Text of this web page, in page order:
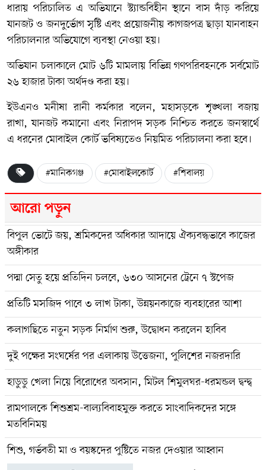
ধারায় পরিচালিত এ অভিযানে স্ট্যান্ডবিহীন স্থানে বাস দাঁড় করিয়ে
যানজট ও জনদুর্ভোগ সৃষ্টি এবং প্রয়োজনীয় কাগজপত্র ছাড়া যানবাহন
পরিচালনার অভিযোগে ব্যবস্থা নেওয়া হয়।
অভিযান চলাকালে মোট ৬টি মামলায় বিভিন্ন গণপরিবহনকে সর্বমোট
২৬ হাজার টাকা অর্থদণ্ড করা হয়।
ইউএনও মনীষা রানী কর্মকার বলেন, মহাসড়কে শৃঙ্খলা বজায়
রাখা, যানজট কমানো এবং নিরাপদ সড়ক নিশ্চিত করতে জনস্বার্থে
এ ধরনের মোবাইল কোর্ট ভবিষ্যতেও নিয়মিত পরিচালনা করা হবে।
#মানিকগঞ্জ #মোবাইলকোর্ট #শিবালয়
আরো পড়ুন
বিপুল ভোটে জয়, শ্রমিকদের অধিকার আদায়ে ঐক্যবদ্ধভাবে কাজের
অঙ্গীকার
পদ্মা সেতু হয়ে প্রতিদিন চলবে, ৬৩০ আসনের ট্রেনে ৭ স্টপেজ
প্রতিটি মসজিদ পাবে ৩ লাখ টাকা, উন্নয়নকাজে ব্যবহারের আশা
কলাগছিতে নতুন সড়ক নির্মাণ শুরু, উদ্বোধন করলেন হাবিব
দুই পক্ষের সংঘর্ষের পর এলাকায় উত্তেজনা, পুলিশের নজরদারি
হাডুডু খেলা নিয়ে বিরোধের অবসান, মিটল শিমুলঘর-ধরমন্ডল দ্বন্দ্ব
রামপালকে শিশুশ্রম-বাল্যবিবাহমুক্ত করতে সাংবাদিকদের সঙ্গে
মতবিনিময়
শিশু, গর্ভবতী মা ও বয়স্কদের পুষ্টিতে নজর দেওয়ার আহ্বান